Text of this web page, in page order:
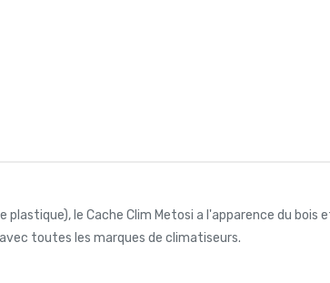
plastique), le Cache Clim Metosi a l'apparence du bois
toutes les marques de climatiseurs.